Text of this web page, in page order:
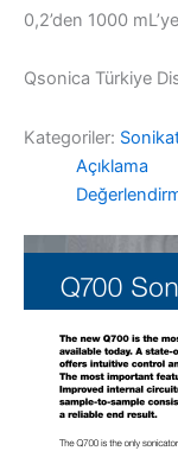
0,2’den 1000
Qsonica Türkiye
Kategoriler:
Açıklama